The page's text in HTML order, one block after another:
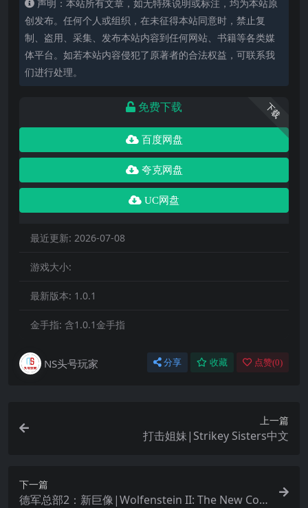
声明：本站所有文章，如无特殊说明或标注，均为本站原
创发布。任何个人或组织，在未征得本站同意时，禁止复
制、盗用、采集、发布本站内容到任何网站、书籍等各类媒
体平台。如若本站内容侵犯了原著者的合法权益，可联系我
们进行处理。
下载
免费下载
百度网盘
夸克网盘
UC网盘
最近更新: 2026-07-08
游戏大小:
最新版本: 1.0.1
金手指: 含1.0.1金手指
NS头号玩家 分享 收藏 点赞(0)
上一篇
打击姐妹|Strikey Sisters中文
下一篇
德军总部2：新巨像|Wolfenstein II: The New Col